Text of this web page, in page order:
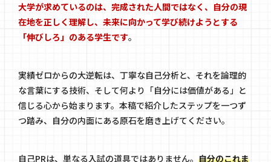
大学が求めているのは、完成された人間ではなく、自分の現
在地を正しく理解し、未来に向かって学び続けようとする
「伸びしろ」のある学生です。
実績ゼロからの大逆転は、丁寧な自己分析と、それを論理的
な言葉にする技術、そして何より「自分には価値がある」と
信じる心から始まります。本稿で紹介したステップを一つず
つ踏み、自分の内面にある原石を磨き上げてください。
自己PRは、単なる入試の道具ではありません。 自分のこれま